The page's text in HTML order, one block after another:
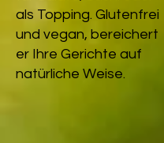
als Topping. Glutenfrei
und vegan, bereichert
er Ihre Gerichte auf
natürliche Weise.